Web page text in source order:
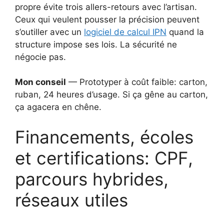
propre évite trois allers-retours avec l’artisan.
Ceux qui veulent pousser la précision peuvent
s’outiller avec un logiciel de calcul IPN quand la
structure impose ses lois. La sécurité ne
négocie pas.
Mon conseil — Prototyper à coût faible: carton,
ruban, 24 heures d’usage. Si ça gêne au carton,
ça agacera en chêne.
Financements, écoles
et certifications: CPF,
parcours hybrides,
réseaux utiles